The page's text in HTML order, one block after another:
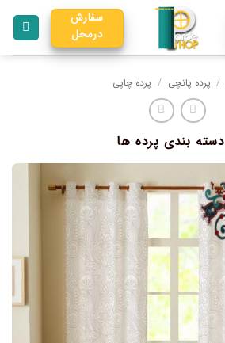
سفارش
درمحل
/ پرده پانچی / پرده چاپی
دسته بندی پرده ها